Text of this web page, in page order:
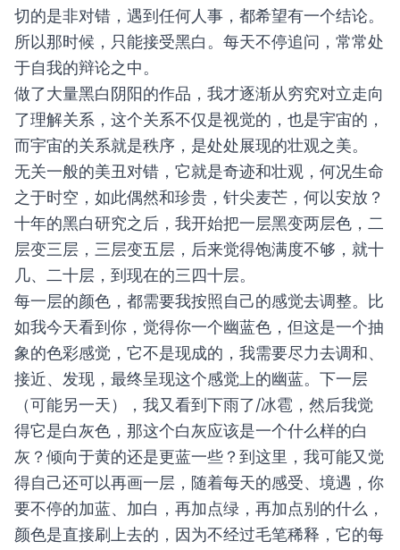
切的是非对错，遇到任何人事，都希望有一个结论。
所以那时候，只能接受黑白。每天不停追问，常常处
于自我的辩论之中。
做了大量黑白阴阳的作品，我才逐渐从穷究对立走向
了理解关系，这个关系不仅是视觉的，也是宇宙的，
而宇宙的关系就是秩序，是处处展现的壮观之美。
无关一般的美丑对错，它就是奇迹和壮观，何况生命
之于时空，如此偶然和珍贵，针尖麦芒，何以安放？
十年的黑白研究之后，我开始把一层黑变两层色，二
层变三层，三层变五层，后来觉得饱满度不够，就十
几、二十层，到现在的三四十层。
每一层的颜色，都需要我按照自己的感觉去调整。比
如我今天看到你，觉得你一个幽蓝色，但这是一个抽
象的色彩感觉，它不是现成的，我需要尽力去调和、
接近、发现，最终呈现这个感觉上的幽蓝。下一层
（可能另一天），我又看到下雨了/冰雹，然后我觉
得它是白灰色，那这个白灰应该是一个什么样的白
灰？倾向于黄的还是更蓝一些？到这里，我可能又觉
得自己还可以再画一层，随着每天的感受、境遇，你
要不停的加蓝、加白，再加点绿，再加点别的什么，
颜色是直接刷上去的，因为不经过毛笔稀释，它的每